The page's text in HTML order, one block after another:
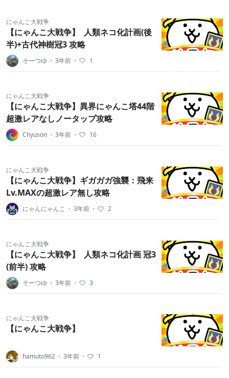
にゃんこ大戦争
【にゃんこ大戦争】 人類ネコ化計画(後
半)+古代神樹冠3 攻略
そーつゆ ・ 3年前 ・ 1
にゃんこ大戦争
【にゃんこ大戦争】異界にゃんこ塔44階
超激レアなしノータップ攻略
Chyuson ・ 3年前 ・ 16
にゃんこ大戦争
【にゃんこ大戦争】ギガガガ強襲：飛来
Lv.MAXの超激レア無し攻略
にゃんにゃんこ ・ 3年前 ・ 2
にゃんこ大戦争
【にゃんこ大戦争】 人類ネコ化計画 冠3
(前半) 攻略
そーつゆ ・ 3年前 ・ 3
にゃんこ大戦争
【にゃんこ大戦争】
hamuto962 ・ 3年前 ・ 1